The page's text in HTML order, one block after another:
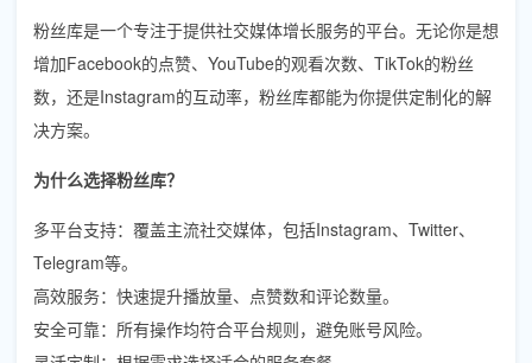
粉丝库是一个专注于提供社交媒体增长服务的平台。无论你是想
增加Facebook的点赞、YouTube的观看次数、TikTok的粉丝
数，还是Instagram的互动率，粉丝库都能为你提供定制化的解
决方案。
为什么选择粉丝库？
多平台支持：覆盖主流社交媒体，包括Instagram、Twitter、
Telegram等。
高效服务：快速提升播放量、点赞数和评论数量。
安全可靠：所有操作均符合平台规则，避免账号风险。